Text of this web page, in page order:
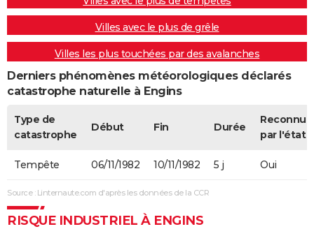
Villes avec le plus de grêle
Villes les plus touchées par des avalanches
Derniers phénomènes météorologiques déclarés
catastrophe naturelle à Engins
Type de
catastrophe
Début Fin Durée
Reconnue
par l'état
Tempête 06/11/1982 10/11/1982 5 j Oui
Source : Linternaute.com d'après les données de la CCR
RISQUE INDUSTRIEL À ENGINS